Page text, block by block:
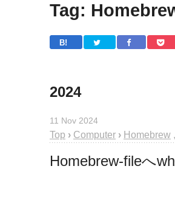
Tag:
B!
2024
11 Nov 2024
Top › Computer › Homebrew ,
Homebrew-fileへ